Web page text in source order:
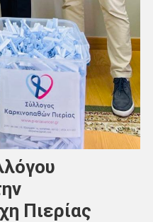
Πιερίας